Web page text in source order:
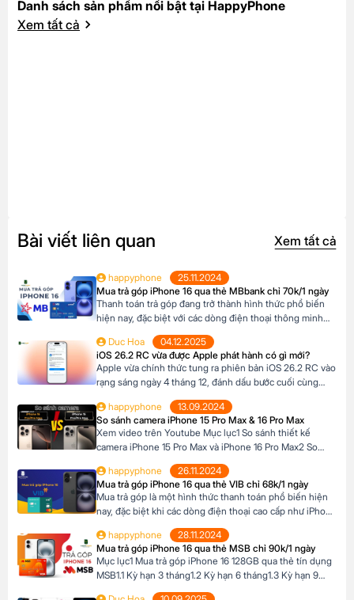
Danh sách sản phẩm nổi bật tại HappyPhone
Xem tất cả
Bài viết liên quan Xem tất cả
happyphone
25.11.2024
Mua trả góp iPhone 16 qua thẻ MBbank chỉ 70k/1 ngày
Thanh toán trả góp đang trở thành hình thức phổ biến
hiện nay, đặc biệt với các dòng điện thoại thông minh
cao cấp như iPhone 16, khi mức giá khá cao vượt ngoài
khả năng tài chính tức thời của nhiều người Tại Happy
Phone, khách hàng có thể lựa chọn chương trình trả […]
Duc Hoa
04.12.2025
iOS 26.2 RC vừa được Apple phát hành có gì mới?
Apple vừa chính thức tung ra phiên bản iOS 26.2 RC vào
rạng sáng ngày 4 tháng 12, đánh dấu bước cuối cùng
Phiên bản này mang đến một số cải tiến thú vị, tập trung
vào việc nâng cao trải nghiệm người dùng […]
happyphone
13.09.2024
So sánh camera iPhone 15 Pro Max & 16 Pro Max
Xem video trên Youtube Mục lục1 So sánh thiết kế
camera iPhone 15 Pro Max và iPhone 16 Pro Max2 So
So sánh khả năng quay video của iPhone 15 Pro Max và
iPhone 16 Pro Max4 Nút Camera control trên iPhone 16
Pro […]
happyphone
26.11.2024
Mua trả góp iPhone 16 qua thẻ VIB chỉ 68k/1 ngày
Mua trả góp là một hình thức thanh toán phổ biến hiện
nay, đặc biệt khi các dòng điện thoại cao cấp như iPhone
đủ điều kiện tài chính để thanh toán một lần. Tại Happy
Phone, chương trình trả góp iPhone 16 […]
happyphone
28.11.2024
Mua trả góp iPhone 16 qua thẻ MSB chỉ 90k/1 ngày
Mục lục1 Mua trả góp iPhone 16 128GB qua thẻ tín dụng
MSB1.1 Kỳ hạn 3 tháng1.2 Kỳ hạn 6 tháng1.3 Kỳ hạn 9
tháng1.4 Kỳ hạn 12 tháng Mua trả góp iPhone 16 128GB